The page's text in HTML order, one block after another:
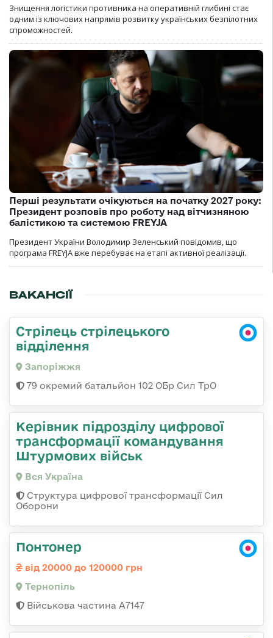
Знищення логістики противника на оперативній глибині стає
одним із ключових напрямів розвитку українських безпілотних
спроможностей.
Перші результати очікуються на початку 2027 року:
Президент розповів про роботу над вітчизняною
балістикою та системою FREYJA
Президент України Володимир Зеленський повідомив, що
програма FREYJA вже перебуває на етапі активної реалізації.
ВАКАНСІЇ
Стрілець стрілецького
відділення
Запоріжжя
79 окремий батальйон 102 ОБр Сил ТрО
Керівник підрозділу цифрової
трансформації командування
Штурмових військ
Вся Україна
Структура цифрової трансформації Сил
Оборони
Понтонер
від 20000 до 120000 грн
Тернопіль
Військова частина А7147